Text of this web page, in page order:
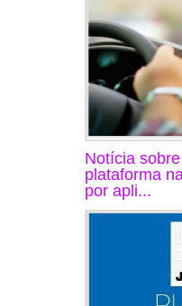
Notícia
plataforma
por apli...